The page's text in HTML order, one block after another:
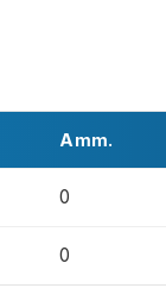
Amm.
0
0